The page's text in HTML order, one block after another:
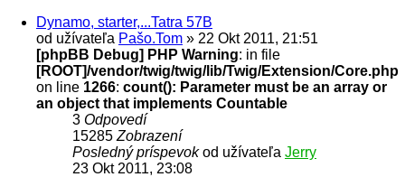
Dynamo, starter,...Tatra 57B
od užívateľa Pašo.Tom » 22 Okt 2011, 21:51
[phpBB Debug] PHP Warning: in file
[ROOT]/vendor/twig/twig/lib/Twig/Extension/Core.php
on line 1266: count(): Parameter must be an array or
an object that implements Countable
3 Odpovedí
15285 Zobrazení
Posledný príspevokod užívateľa Jerry
23 Okt 2011, 23:08